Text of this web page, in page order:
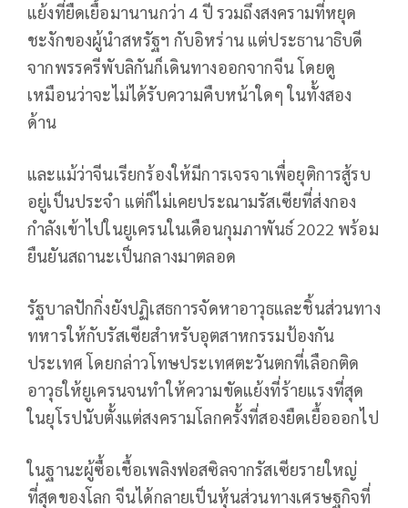
แย้งที่ยืดเยื้อมานานกว่า 4 ปี รวมถึงสงครามที่หยุด
ชะงักของผู้นำสหรัฐฯ กับอิหร่าน แต่ประธานาธิบดี
จากพรรครีพับลิกันก็เดินทางออกจากจีน โดยดู
เหมือนว่าจะไม่ได้รับความคืบหน้าใดๆ ในทั้งสอง
ด้าน
และแม้ว่าจีนเรียกร้องให้มีการเจรจาเพื่อยุติการสู้รบ
อยู่เป็นประจำ แต่ก็ไม่เคยประณามรัสเซียที่ส่งกอง
กำลังเข้าไปในยูเครนในเดือนกุมภาพันธ์ 2022 พร้อม
ยืนยันสถานะเป็นกลางมาตลอด
รัฐบาลปักกิ่งยังปฏิเสธการจัดหาอาวุธและชิ้นส่วนทาง
ทหารให้กับรัสเซียสำหรับอุตสาหกรรมป้องกัน
ประเทศ โดยกล่าวโทษประเทศตะวันตกที่เลือกติด
อาวุธให้ยูเครนจนทำให้ความขัดแย้งที่ร้ายแรงที่สุด
ในยุโรปนับตั้งแต่สงครามโลกครั้งที่สองยืดเยื้อออกไป
ในฐานะผู้ซื้อเชื้อเพลิงฟอสซิลจากรัสเซียรายใหญ่
ที่สุดของโลก จีนได้กลายเป็นหุ้นส่วนทางเศรษฐกิจที่